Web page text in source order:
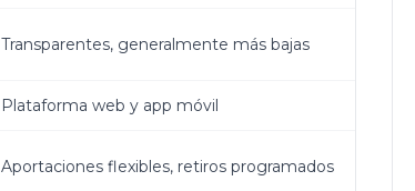
Transparentes, generalmente más bajas
Plataforma web y app móvil
Aportaciones flexibles, retiros programados